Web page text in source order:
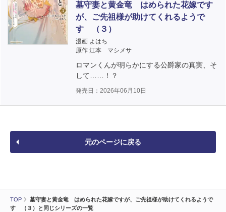
TOP
墓守妻と黄金竜 はめられた花嫁ですが、ご先祖様が助けてくれるようで
す （３）と同じシリーズの一覧
墓守妻と黄金竜 はめられた花嫁です
が、ご先祖様が助けてくれるようで
す （３）
漫画 よはち
原作 江本 マシメサ
ロマンくんが明らかにする公爵家の真実、そ
して……！？
発売日：2026年06月10日
元のページに戻る